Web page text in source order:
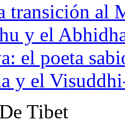
transición al
y el
el poeta
y el
Tibet